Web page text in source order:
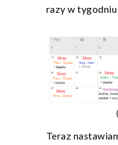
razy w tygodniu
Teraz